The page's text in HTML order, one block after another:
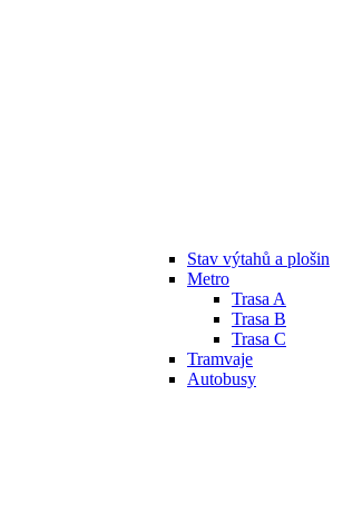
Stav výtahů a plošin
Metro
Trasa A
Trasa B
Trasa C
Tramvaje
Autobusy